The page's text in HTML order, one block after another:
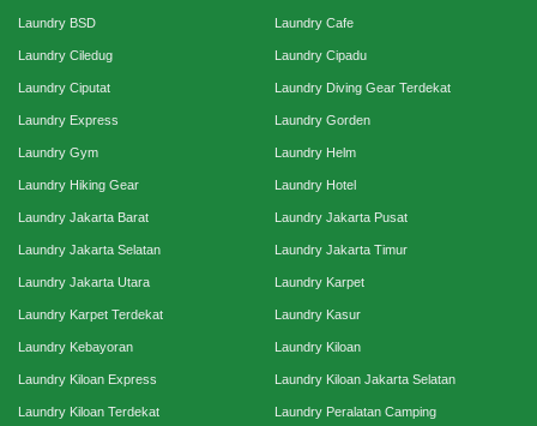
Laundry BSD Laundry Cafe
Laundry Ciledug Laundry Cipadu
Laundry Ciputat Laundry Diving Gear Terdekat
Laundry Express Laundry Gorden
Laundry Gym Laundry Helm
Laundry Hiking Gear Laundry Hotel
Laundry Jakarta Barat Laundry Jakarta Pusat
Laundry Jakarta Selatan Laundry Jakarta Timur
Laundry Jakarta Utara Laundry Karpet
Laundry Karpet Terdekat Laundry Kasur
Laundry Kebayoran Laundry Kiloan
Laundry Kiloan Express Laundry Kiloan Jakarta Selatan
Laundry Kiloan Terdekat Laundry Peralatan Camping